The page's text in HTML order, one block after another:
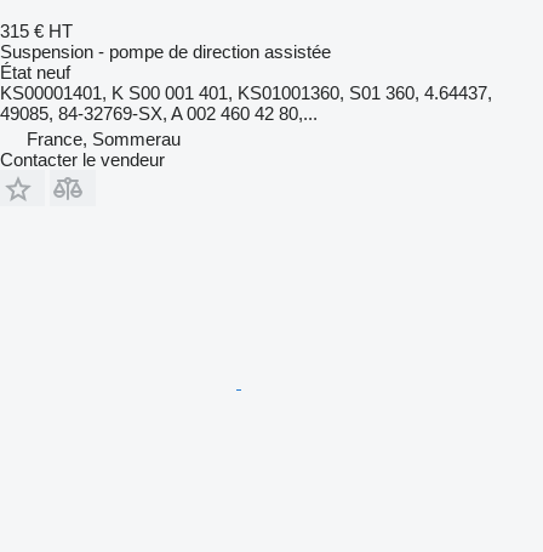
315 € HT
Suspension - pompe de direction assistée
État neuf
KS00001401, K S00 001 401, KS01001360, S01 360, 4.64437,
49085, 84-32769-SX, A 002 460 42 80,...
France, Sommerau
Contacter le vendeur